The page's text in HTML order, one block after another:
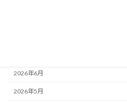
2026年6月
2026年5月